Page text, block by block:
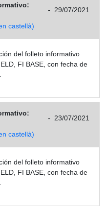
- 29/07/2021
castellà)
del folleto informativo
FI BASE, con fecha de
- 23/07/2021
castellà)
del folleto informativo
FI BASE, con fecha de